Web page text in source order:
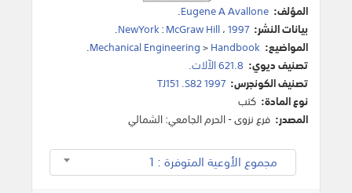
المؤلف: Eugene A Avallone
.
بيانات النشر:
NewYork:McGraw Hill،1997
.
المواضيع:
Mechanical Engineering>Handbook
.
تصنيف ديوي: 621.8 الآلات.
تصنيف الكونجرس: TJ151 .S82 1997
نوع المادة: كتب
المصدر: فرع نزوى - الحرم الجامعي: الشمالي
مجموع الأوعية المتوفرة : 1